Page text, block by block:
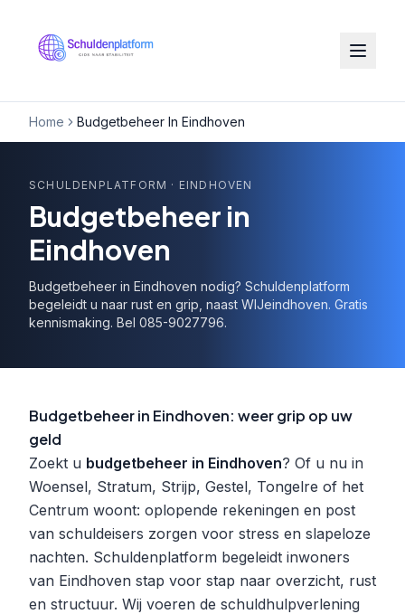
Home Budgetbeheer In Eindhoven
SCHULDENPLATFORM · EINDHOVEN
Budgetbeheer in
Eindhoven
Budgetbeheer in Eindhoven nodig? Schuldenplatform
begeleidt u naar rust en grip, naast WIJeindhoven. Gratis
kennismaking. Bel 085-9027796.
Budgetbeheer in Eindhoven: weer grip op uw
geld
Zoekt u budgetbeheer in Eindhoven? Of u nu in
Woensel, Stratum, Strijp, Gestel, Tongelre of het
Centrum woont: oplopende rekeningen en post
van schuldeisers zorgen voor stress en slapeloze
nachten. Schuldenplatform begeleidt inwoners
van Eindhoven stap voor stap naar overzicht, rust
en structuur. Wij voeren de schuldhulpverlening